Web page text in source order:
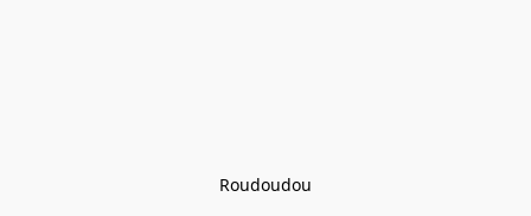
Roudoudou